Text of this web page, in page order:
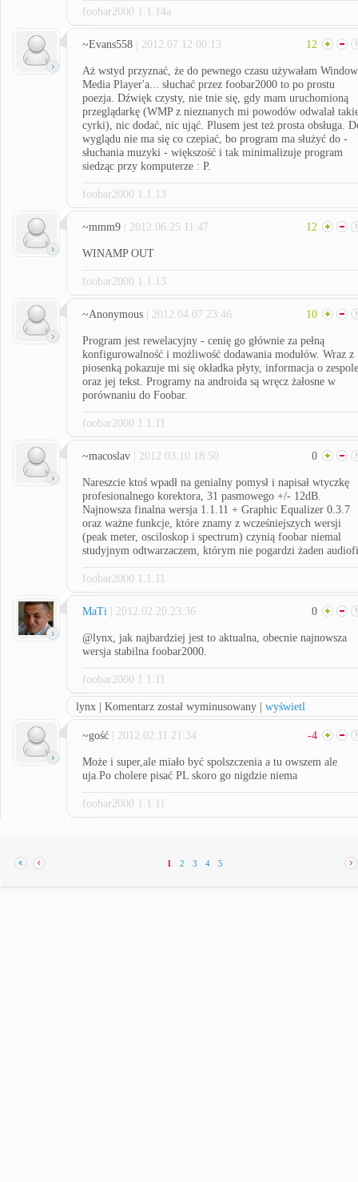
foobar2000 1.1.14a
~Evans558 | 2012.07.12 00:13 12
Aż wstyd przyznać, że do pewnego czasu używałam
Media Player'a... słuchać przez foobar2000 to po prostu
poezja. Dźwięk czysty, nie tnie się, gdy mam uruchomioną
przeglądarkę (WMP z nieznanych mi powodów odwalał
cyrki), nic dodać, nic ująć. Plusem jest też prosta obsługa.
wyglądu nie ma się co czepiać, bo program ma służyć do -
słuchania muzyki - większość i tak minimalizuje program
siedząc przy komputerze : P.
foobar2000 1.1.13
~mmm9 | 2012.06.25 11:47 12
WINAMP OUT
foobar2000 1.1.13
~Anonymous | 2012.04.07 23:46 10
Program jest rewelacyjny - cenię go głównie za pełną
konfigurowalność i możliwość dodawania modułów. Wraz z
piosenką pokazuje mi się okładka płyty, informacja o zespole
oraz jej tekst. Programy na androida są wręcz żałosne w
porównaniu do Foobar.
foobar2000 1.1.11
~macoslav | 2012.03.10 18:50 0
Nareszcie ktoś wpadł na genialny pomysł i napisał wtyczkę
profesionalnego korektora, 31 pasmowego +/- 12dB.
Najnowsza finalna wersja 1.1.11 + Graphic Equalizer 0.3.7
oraz ważne funkcje, które znamy z wcześniejszych wersji
(peak meter, osciloskop i spectrum) czynią foobar niemal
studyjnym odtwarzaczem, którym nie pogardzi żaden
foobar2000 1.1.11
MaTi | 2012.02.20 23:36 0
@lynx, jak najbardziej jest to aktualna, obecnie najnowsza
wersja stabilna foobar2000.
foobar2000 1.1.11
lynx | Komentarz został wyminusowany | wyświetl
~gość | 2012.02.11 21:34 -4
Może i super,ale miało być spolszczenia a tu owszem ale
uja.Po cholere pisać PL skoro go nigdzie niema
foobar2000 1.1.11
1 2 3 4 5